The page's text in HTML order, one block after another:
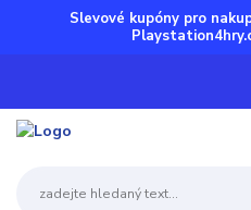
Slevové kupóny pro